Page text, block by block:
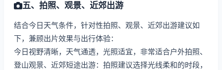
五、拍照、观景、近郊出游
结合今日天气条件，针对性拍照、观景、近郊出游建议如
下，兼顾出片效果与出行体验：
今日视野清晰，天气通透，光照适宜，非常适合户外拍照、
登山观景、近郊短途出游：拍照建议选择光线柔和的时段，